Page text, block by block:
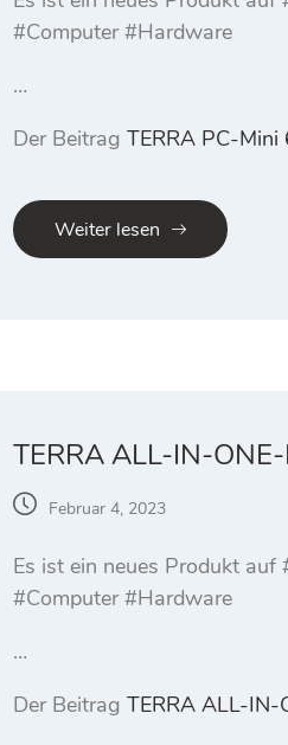
#Computer #Hardware
…
Der Beitrag TERRA PC-
Weiter lesen
TERRA ALL-IN-
Februar 4, 2023
Es ist ein neues Produkt
#Computer #Hardware
…
Der Beitrag TERRA ALL-IN-